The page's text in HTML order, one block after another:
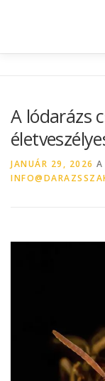
A lódarázs
JANUÁR 29, 2026 A